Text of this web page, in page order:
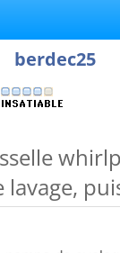
berdec25
lavage,